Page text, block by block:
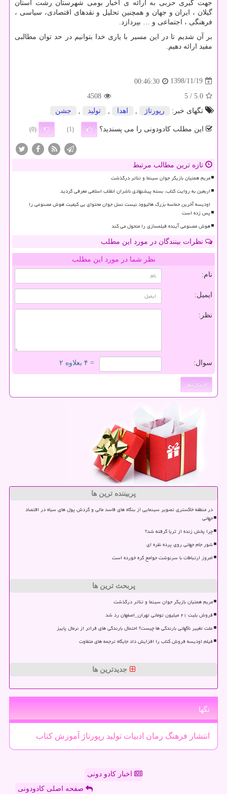
جهت گیری حزبی به ارائه ی اخبار بومی شهرستان رشت استان
گیلان ، ایران و جهان و همچنین تحلیل و نقدهای اقتصادی، سیاسی ،
فرهنگی ، اجتماعی و … بپردازد.
بر آن شدیم تا در این مسیر با یاری خدا بتوانیم در حد توان مطالبی
مفید ارائه دهیم.
1398/11/19
00:46:30
5.0
/ 5
4508
تگهای خبر:
رپورتاژ اهدا تولید جشن
این مطلب کادودونی را می پسندید؟ (1)
(0)
تازه ترین مطالب مرتبط
مریم همتیان بازیگر جوان سینما و تئاتر درگذشت
اربعین به روایت کتاب، بسته پیشنهادی ناشران انقلاب اسلامی معرفی گردید
اودیسه آخرین حماسه بزرگ هالیوود نیست نسل جوان محتوای بی کیفیت هوش مصنوعی را
پس زده است
هوش مصنوعی آینده فیلمسازی را متحول می کند
نظرات بینندگان در مورد این مطلب
نظر شما در مورد این مطلب
نام:
ایمیل:
نظر:
سوال: = ۴ بعلاوه ۲
پربیننده ترین ها
در منطقه خاکستری تصویر سینمایی از بنگاه های فاسد مالی و گردش پول های سیاه در اقتصاد
جهانی
چرا پخش زنده از ثریا گرفته شد؟
شور جام جهانی روی پرده نقره ای
امروز ارتباطات با سرنوشت جوامع گره خورده است
پربحث ترین ها
مریم همتیان بازیگر جوان سینما و تئاتر درگذشت
فروش بلیت ۲۱ میلیون تومانی تهران_اصفهان رد شد
علت تغییر ناگهانی بارندگی ها چیست؟ احتمال بارندگی های فراتر از نرمال پاییز
فیلم اودیسه فروش کتاب را افزایش داد جایگاه ترجمه های متفاوت
جدیدترین ها
تگها
انتشار فرهنگ رمان ادبیات تولید رپورتاژ آموزش كتاب
اخبار کادو دونی
صفحه اصلی کادودونی